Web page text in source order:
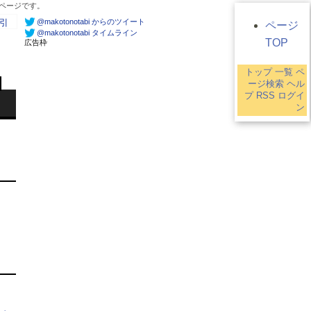
ージです。
@makotonotabi からのツイート
@makotonotabi タイムライン
広告枠
ページ
TOP
トップ 一覧 ペ
ージ検索 ヘル
プ RSS ログイ
ン